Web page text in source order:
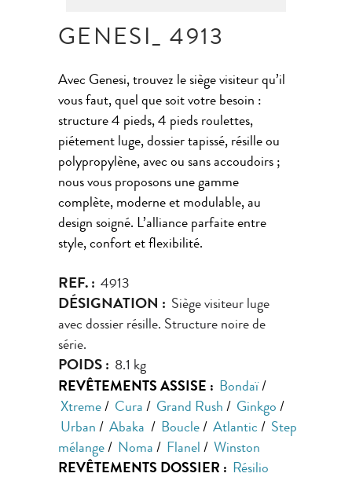
GENESI_ 4913
Avec Genesi, trouvez le siège visiteur qu’il
vous faut, quel que soit votre besoin :
structure 4 pieds, 4 pieds roulettes,
piétement luge, dossier tapissé, résille ou
polypropylène, avec ou sans accoudoirs ;
nous vous proposons une gamme
complète, moderne et modulable, au
design soigné. L’alliance parfaite entre
style, confort et flexibilité.
REF. : 4913
DÉSIGNATION : Siège visiteur luge
avec dossier résille. Structure noire de
série.
POIDS : 8.1 kg
REVÊTEMENTS ASSISE : Bondaï /
Xtreme / Cura / Grand Rush / Ginkgo /
Urban / Abaka / Boucle / Atlantic / Step
mélange / Noma / Flanel / Winston
REVÊTEMENTS DOSSIER : Résilio